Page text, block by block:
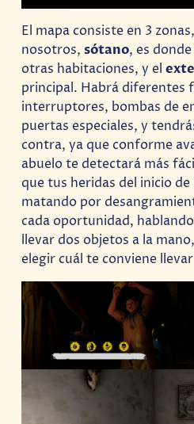
El mapa consiste en 3
nosotros,sótano, es
otras habitaciones, y el
principal. Habrá diferentes
interruptores, bombas de
puertas especiales, y
contra, ya que conforme
abuelo te detectará más
que tus heridas del inicio
matando por
cada oportunidad,
llevar dos objetos a la
elegir cuál te conviene